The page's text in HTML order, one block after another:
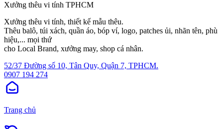
Xưởng thêu vi tính TPHCM
Xưởng thêu vi tính, thiết kế mẫu thêu.
Thêu balô, túi xách, quần áo, bóp ví, logo, patches ủi, nhãn tên, phù
hiệu,... mọi thứ
cho Local Brand, xưởng may, shop cá nhân.
52/37 Đường số 10, Tân Quy, Quận 7, TPHCM.
0907 194 274
Trang chủ